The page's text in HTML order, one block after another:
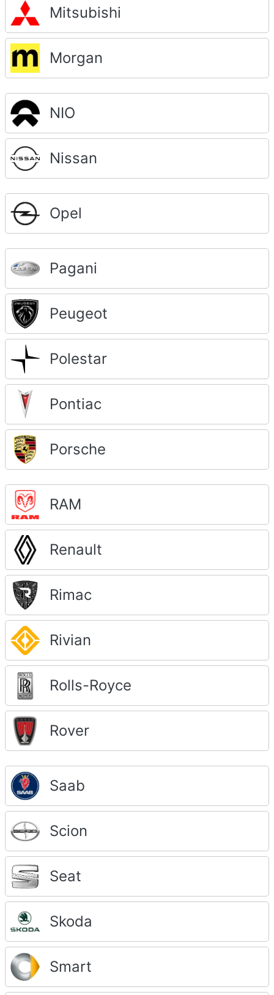
Mitsubishi
Morgan
NIO
Nissan
Opel
Pagani
Peugeot
Polestar
Pontiac
Porsche
RAM
Renault
Rimac
Rivian
Rolls-Royce
Rover
Saab
Scion
Seat
Skoda
Smart